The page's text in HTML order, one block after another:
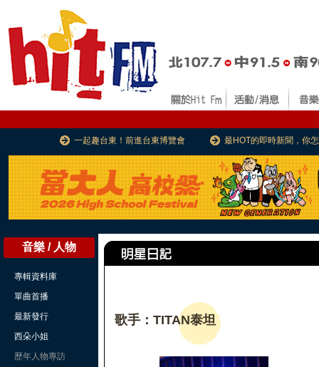
一起趣台東！前進台東博覽會 最HOT的即時新聞，你
音樂 / 人物
專輯資料庫
單曲首播
最新發行
西朵小姐
歷年人物專訪
歌手：TITAN泰坦